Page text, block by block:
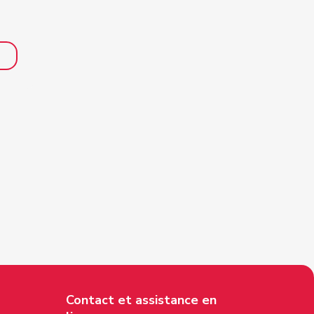
Contact et assistance en